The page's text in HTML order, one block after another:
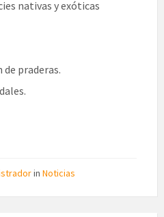
nativas y exóticas
de praderas.
in Noticias